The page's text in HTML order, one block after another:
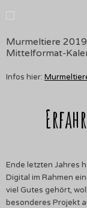
Murmeltiere
Mittelformat-
Infos hier:
Ende letzten Jahres
Digital im Rahmen
viel Gutes gehört,
besonderes Projekt